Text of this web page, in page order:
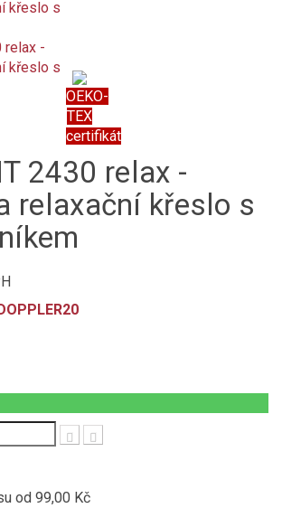
OEKO-
TEX
certifikát
2430 relax -
relaxační křeslo s
od 99,00 Kč